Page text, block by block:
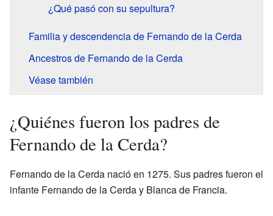
¿Qué pasó con su sepultura?
Familia y descendencia de Fernando de la Cerda
Ancestros de Fernando de la Cerda
Véase también
¿Quiénes fueron los padres de
Fernando de la Cerda?
Fernando de la Cerda nació en 1275. Sus padres fueron el
infante Fernando de la Cerda y Blanca de Francia.